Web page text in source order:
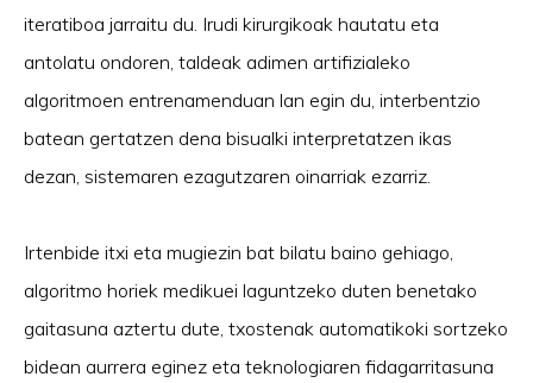
iteratiboa jarraitu du. Irudi kirurgikoak hautatu eta
antolatu ondoren, taldeak adimen artifizialeko
algoritmoen entrenamenduan lan egin du, interbentzio
batean gertatzen dena bisualki interpretatzen ikas
dezan, sistemaren ezagutzaren oinarriak ezarriz.
Irtenbide itxi eta mugiezin bat bilatu baino gehiago,
algoritmo horiek medikuei laguntzeko duten benetako
gaitasuna aztertu dute, txostenak automatikoki sortzeko
bidean aurrera eginez eta teknologiaren fidagarritasuna